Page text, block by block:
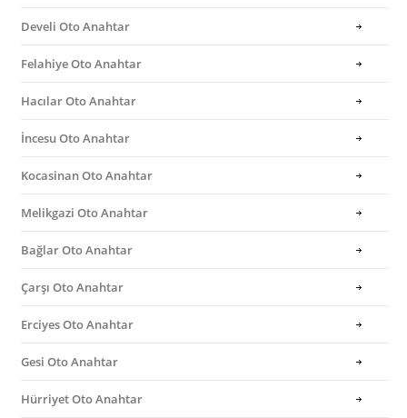
Develi Oto Anahtar
Felahiye Oto Anahtar
Hacılar Oto Anahtar
İncesu Oto Anahtar
Kocasinan Oto Anahtar
Melikgazi Oto Anahtar
Bağlar Oto Anahtar
Çarşı Oto Anahtar
Erciyes Oto Anahtar
Gesi Oto Anahtar
Hürriyet Oto Anahtar